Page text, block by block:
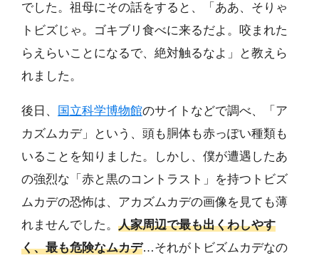
でした。祖母にその話をすると、「ああ、そりゃ
トビズじゃ。ゴキブリ食べに来るだよ。咬まれた
らえらいことになるで、絶対触るなよ」と教えら
れました。
後日、 国立科学博物館のサイトなどで調べ、「ア
カズムカデ」という、頭も胴体も赤っぽい種類も
いることを知りました。しかし、僕が遭遇したあ
の強烈な「赤と黒のコントラスト」を持つトビズ
ムカデの恐怖は、アカズムカデの画像を見ても薄
れませんでした。 人家周辺で最も出くわしやす
く、最も危険なムカデ…それがトビズムカデなの